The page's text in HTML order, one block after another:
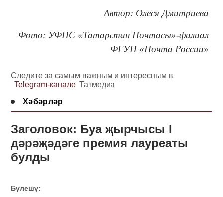
Автор: Олеся Дмитриева
Фото: УФПС «Татарстан Почтасы»-филиал
ФГУП «Почта России»
Следите за самым важным и интересным в
Telegram-канале Татмедиа
Хәбәрләр
Заголовок: Буа җырчысы I
дәрәҗәдәге премия лауреаты
булды
Бүлешү: